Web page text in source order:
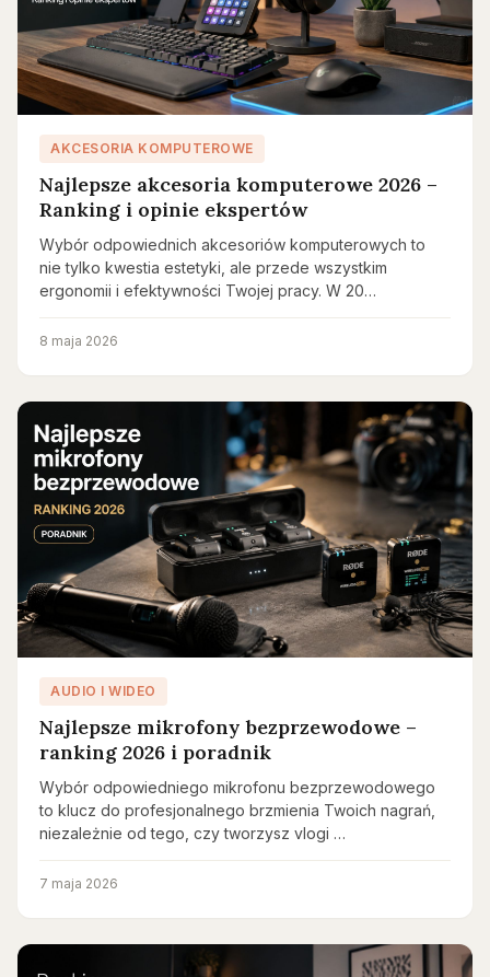
AKCESORIA KOMPUTEROWE
Najlepsze akcesoria komputerowe 2026 –
Ranking i opinie ekspertów
Wybór odpowiednich akcesoriów komputerowych to
nie tylko kwestia estetyki, ale przede wszystkim
ergonomii i efektywności Twojej pracy. W 20…
8 maja 2026
AUDIO I WIDEO
Najlepsze mikrofony bezprzewodowe –
ranking 2026 i poradnik
Wybór odpowiedniego mikrofonu bezprzewodowego
to klucz do profesjonalnego brzmienia Twoich nagrań,
niezależnie od tego, czy tworzysz vlogi …
7 maja 2026